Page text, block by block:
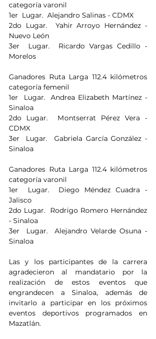
categoría varonil
1er  Lugar.  Alejandro Salinas - CDMX
2do Lugar.  Yahir Arroyo Hernández -
Nuevo León
3er  Lugar.  Ricardo Vargas Cedillo -
Morelos
Ganadores Ruta Larga 112.4 kilómetros
categoría femenil
1er  Lugar.  Andrea Elizabeth Martínez -
Sinaloa
2do Lugar.  Montserrat Pérez Vera -
CDMX
3er  Lugar.  Gabriela García González -
Sinaloa
Ganadores Ruta Larga 112.4 kilómetros
categoría varonil
1er  Lugar.  Diego Méndez Cuadra -
Jalisco
2do Lugar.  Rodrigo Romero Hernández
- Sinaloa
3er  Lugar.  Alejandro Velarde Osuna -
Sinaloa
Las y los participantes de la carrera
agradecieron al mandatario por la
realización de estos eventos que
engrandecen a Sinaloa, además de
invitarlo a participar en los próximos
eventos deportivos programados en
Mazatlán.